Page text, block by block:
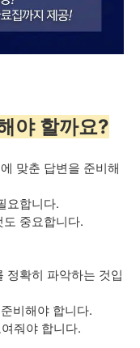
야 할까요?
맞춘 답변을 준비해
요합니다.
중요합니다.
정확히 파악하는 것입
비해야 합니다.
줘야 합니다.